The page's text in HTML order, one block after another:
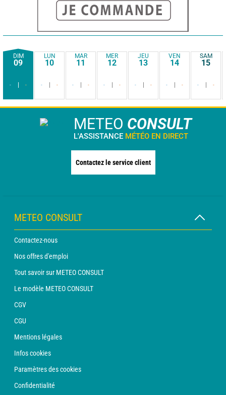
DIM
09
- -
LUN
10
- -
MAR
11
- -
MER
12
- -
JEU
13
- -
VEN
14
- -
SAM
15
- -
METEO CONSULT
L'ASSISTANCE MÉTÉO EN DIRECT
Contactez le service client
METEO CONSULT
Contactez-nous
Nos offres d'emploi
Tout savoir sur METEO CONSULT
Le modèle METEO CONSULT
CGV
CGU
Mentions légales
Infos cookies
Paramètres des cookies
Confidentialité